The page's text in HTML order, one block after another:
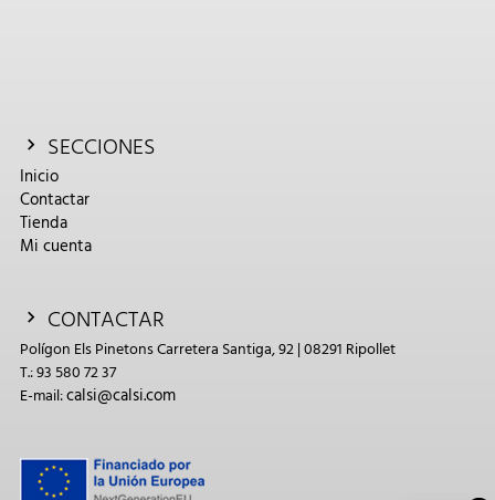
SECCIONES
Inicio
Contactar
Tienda
Mi cuenta
CONTACTAR
Polígon Els Pinetons Carretera Santiga, 92 | 08291 Ripollet
T.: 93 580 72 37
E-mail:calsi@calsi.com